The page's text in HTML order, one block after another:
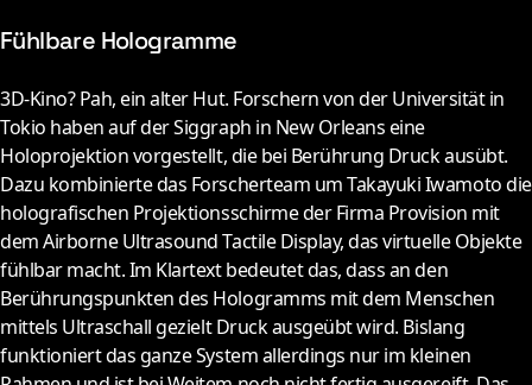
Fühlbare Hologramme
3D-Kino? Pah, ein alter Hut. Forschern von der Universität in
Tokio haben auf der Siggraph in New Orleans eine
Holoprojektion vorgestellt, die bei Berührung Druck ausübt.
Dazu kombinierte das Forscherteam um Takayuki Iwamoto die
holografischen Projektionsschirme der Firma Provision mit
dem Airborne Ultrasound Tactile Display, das virtuelle Objekte
fühlbar macht. Im Klartext bedeutet das, dass an den
Berührungspunkten des Hologramms mit dem Menschen
mittels Ultraschall gezielt Druck ausgeübt wird. Bislang
funktioniert das ganze System allerdings nur im kleinen